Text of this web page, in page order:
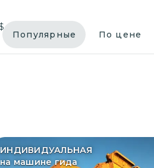
Популярные По цене
ИНДИВИДУАЛЬНАЯ
на машине гида